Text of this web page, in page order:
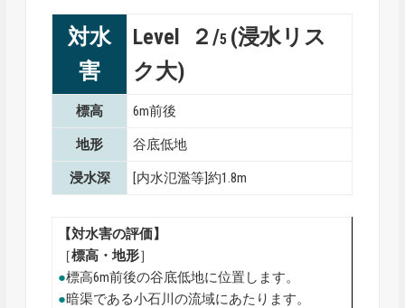
対水
害
Level ２/5 (浸水リス
ク大)
標高 6m前後
地形 谷底低地
浸水深 [内水氾濫等]約1.8m
【対水害の評価】
［標高・地形］
●標高6m前後の谷底低地に位置します。
●暗渠である小石川の流域にあたります。